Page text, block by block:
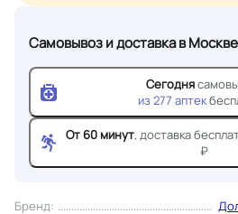
Бренд:
Самовывоз и доставкав Москве
Сегодня
из 277 аптек
От 60 минут, доставка
₽